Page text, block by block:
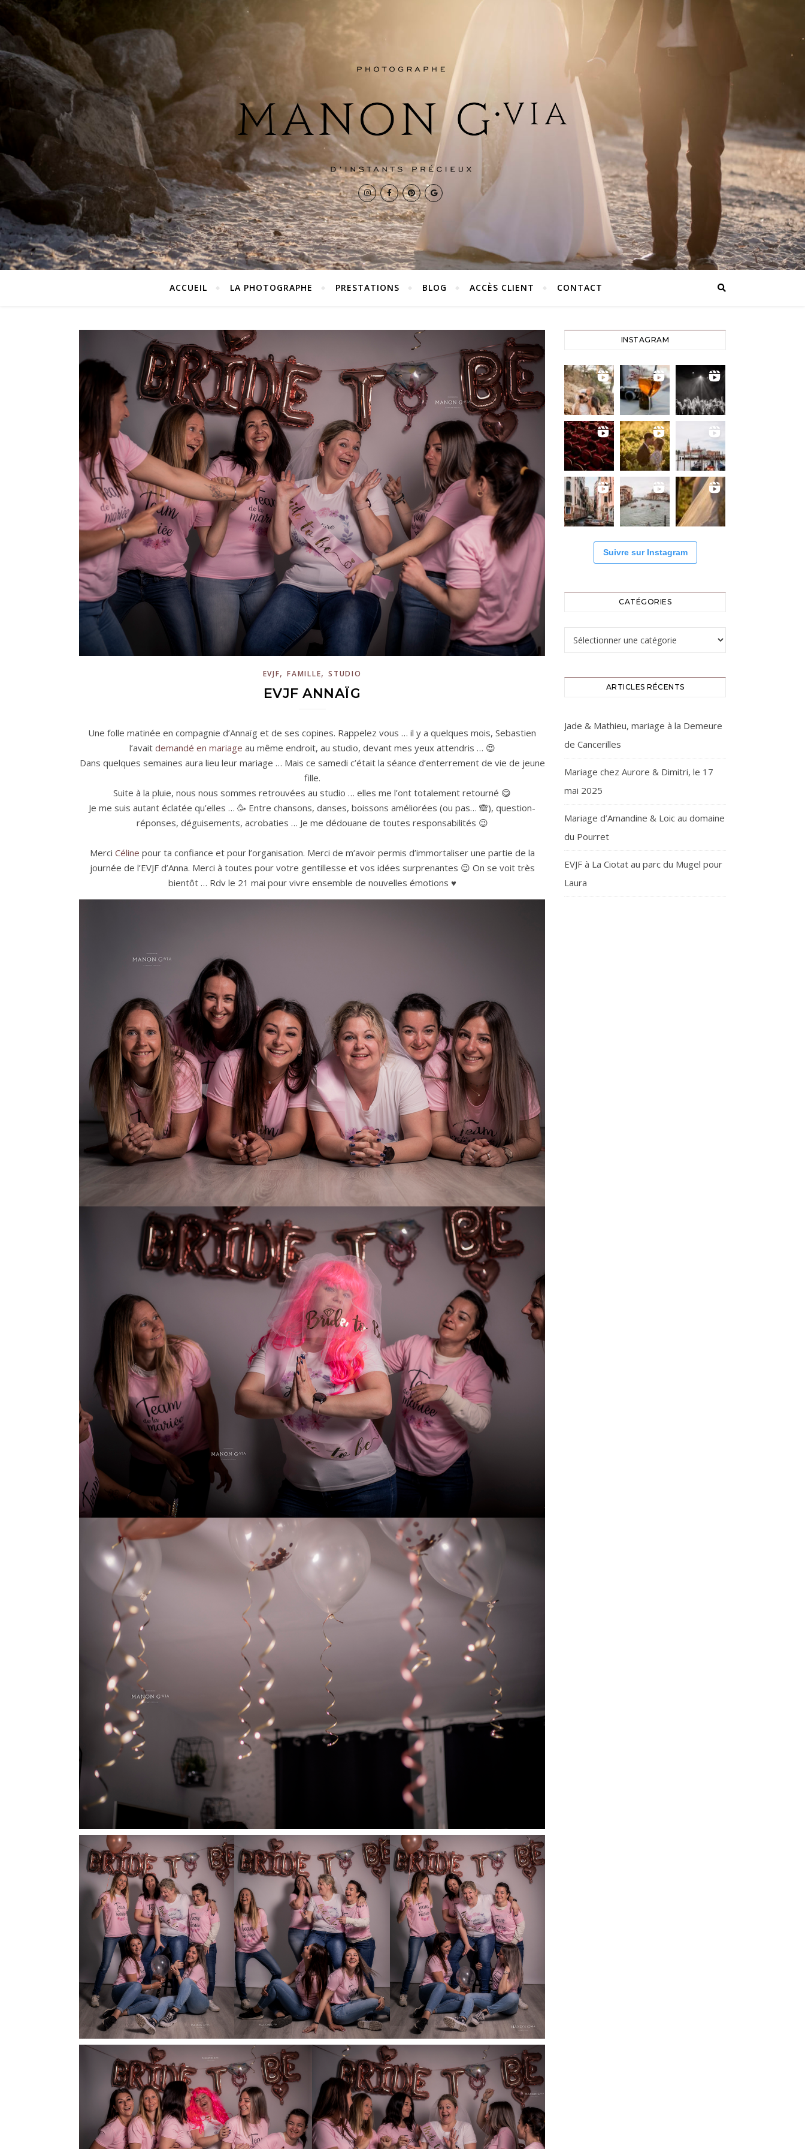
ACCUEIL LA PHOTOGRAPHE PRESTATIONS BLOG ACCÈS CLIENT CONTACT
EVJF,FAMILLE,STUDIO
EVJF ANNAÏG
Une folle matinée en compagnie d’Annaïg et de ses copines. Rappelez vous … il y a quelques mois, Sebastien
l’avait demandé en mariage au même endroit, au studio, devant mes yeux attendris … 😍
Dans quelques semaines aura lieu leur mariage … Mais ce samedi c’était la séance d’enterrement de vie de jeune
fille.
Suite à la pluie, nous nous sommes retrouvées au studio … elles me l’ont totalement retourné 😋
Je me suis autant éclatée qu’elles … 🥳 Entre chansons, danses, boissons améliorées (ou pas… 🙈), question-
réponses, déguisements, acrobaties … Je me dédouane de toutes responsabilités 😉
Merci Céline pour ta confiance et pour l’organisation. Merci de m’avoir permis d’immortaliser une partie de la
journée de l’EVJF d’Anna. Merci à toutes pour votre gentillesse et vos idées surprenantes 😉 On se voit très
bientôt … Rdv le 21 mai pour vivre ensemble de nouvelles émotions ♥️
INSTAGRAM
Suivre sur Instagram
CATÉGORIES
Catégories
ARTICLES RÉCENTS
Jade & Mathieu, mariage à la Demeure
de Cancerilles
Mariage chez Aurore & Dimitri, le 17
mai 2025
Mariage d’Amandine & Loic au domaine
du Pourret
EVJF à La Ciotat au parc du Mugel pour
Laura